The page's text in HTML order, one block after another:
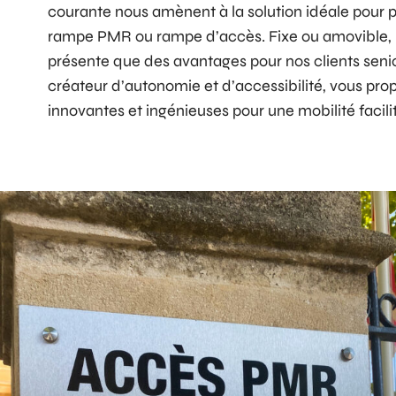
courante nous amènent à la solution idéale pour
rampe PMR ou rampe d’accès. Fixe ou
présente que des avantages pour nos clients
créateur d’autonomie et d’accessibilité, vous
innovantes et ingénieuses pour une mobilité